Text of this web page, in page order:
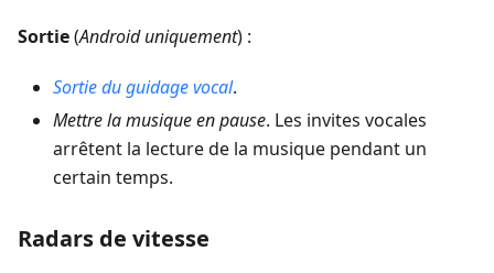
Sortie(Android uniquement) :
Sortie du guidage vocal.
Mettre la musique en pause. Les invites vocales
arrêtent la lecture de la musique pendant un
certain temps.
Radars de vitesse